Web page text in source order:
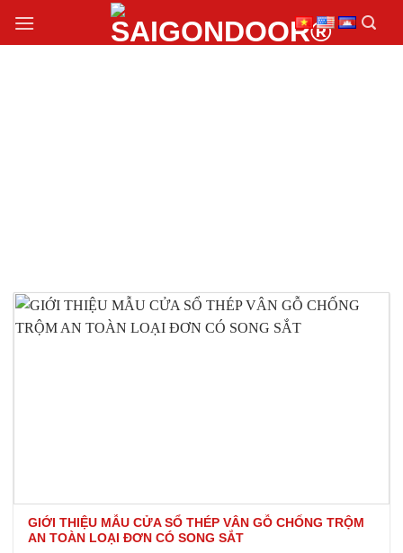
đến
GIỚI THIỆU MẪU CỬA SỔ THÉP VÂN GỖ CHỐNG TRỘM
AN TOÀN LOẠI ĐƠN CÓ SONG SẮT